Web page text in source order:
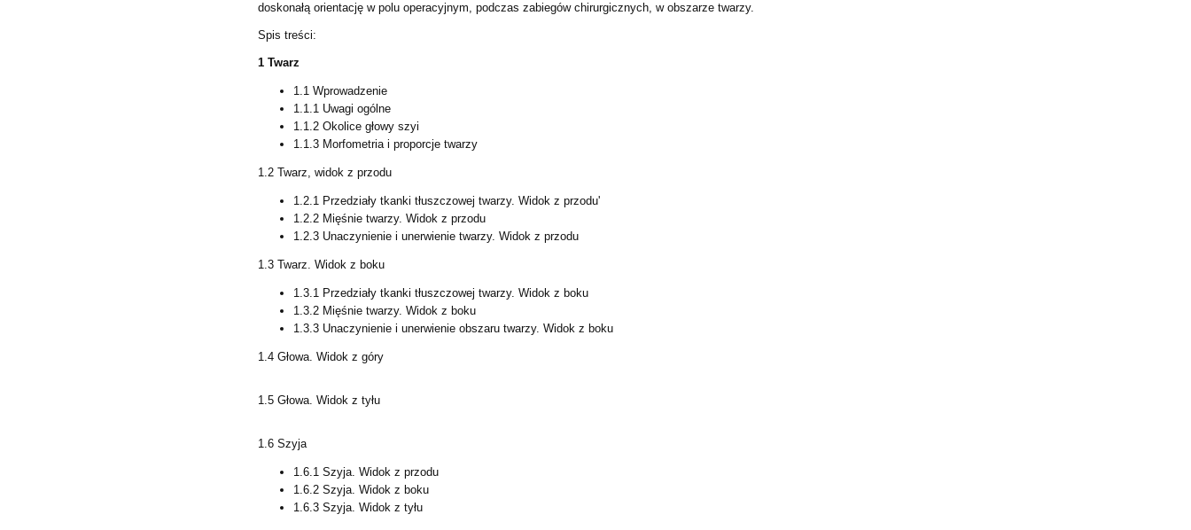
doskonałą orientację w polu operacyjnym, podczas zabiegów chirurgicznych, w obszarze twarzy.
Spis treści:
1 Twarz
1.1 Wprowadzenie
1.1.1 Uwagi ogólne
1.1.2 Okolice głowy szyi
1.1.3 Morfometria i proporcje twarzy
1.2 Twarz, widok z przodu
1.2.1 Przedziały tkanki tłuszczowej twarzy. Widok z przodu'
1.2.2 Mięśnie twarzy. Widok z przodu
1.2.3 Unaczynienie i unerwienie twarzy. Widok z przodu
1.3 Twarz. Widok z boku
1.3.1 Przedziały tkanki tłuszczowej twarzy. Widok z boku
1.3.2 Mięśnie twarzy. Widok z boku
1.3.3 Unaczynienie i unerwienie obszaru twarzy. Widok z boku
1.4 Głowa. Widok z góry
1.5 Głowa. Widok z tyłu
1.6 Szyja
1.6.1 Szyja. Widok z przodu
1.6.2 Szyja. Widok z boku
1.6.3 Szyja. Widok z tyłu